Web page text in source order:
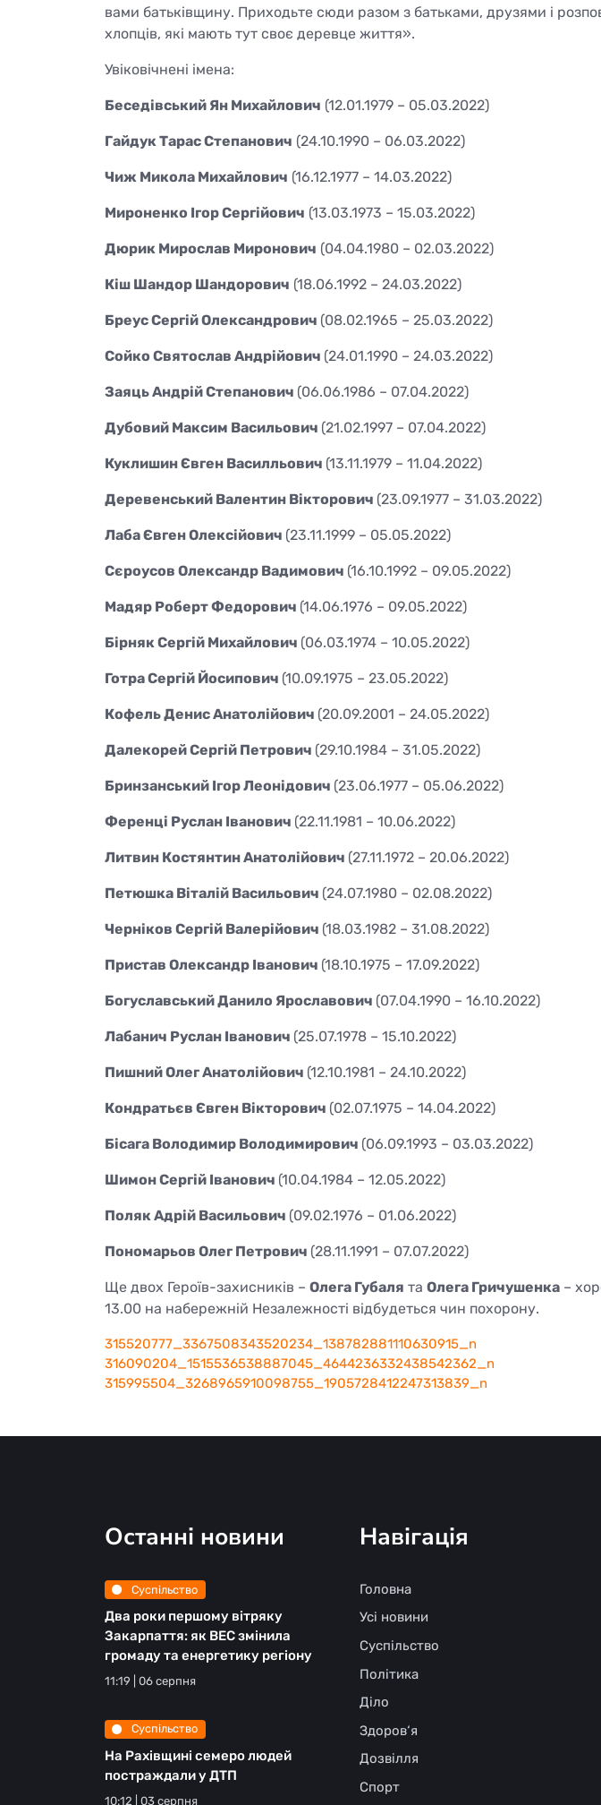
вами батьківщину. Приходьте сюди разом з батьками, друзями і
хлопців, які мають тут своє деревце життя».
Увіковічнені імена:
Беседівський Ян Михайлович (12.01.1979 – 05.03.2022)
Гайдук Тарас Степанович (24.10.1990 – 06.03.2022)
Чиж Микола Михайлович (16.12.1977 – 14.03.2022)
Мироненко Ігор Сергійович (13.03.1973 – 15.03.2022)
Дюрик Мирослав Миронович (04.04.1980 – 02.03.2022)
Кіш Шандор Шандорович (18.06.1992 – 24.03.2022)
Бреус Сергій Олександрович (08.02.1965 – 25.03.2022)
Сойко Святослав Андрійович (24.01.1990 – 24.03.2022)
Заяць Андрій Степанович (06.06.1986 – 07.04.2022)
Дубовий Максим Васильович (21.02.1997 – 07.04.2022)
Куклишин Євген Василльович (13.11.1979 – 11.04.2022)
Деревенський Валентин Вікторович (23.09.1977 – 31.03.2022)
Лаба Євген Олексійович (23.11.1999 – 05.05.2022)
Сєроусов Олександр Вадимович (16.10.1992 – 09.05.2022)
Мадяр Роберт Федорович (14.06.1976 – 09.05.2022)
Бірняк Сергій Михайлович (06.03.1974 – 10.05.2022)
Готра Сергій Йосипович (10.09.1975 – 23.05.2022)
Кофель Денис Анатолійович (20.09.2001 – 24.05.2022)
Далекорей Сергій Петрович (29.10.1984 – 31.05.2022)
Бринзанський Ігор Леонідович (23.06.1977 – 05.06.2022)
Ференці Руслан Іванович (22.11.1981 – 10.06.2022)
Литвин Костянтин Анатолійович (27.11.1972 – 20.06.2022)
Петюшка Віталій Васильович (24.07.1980 – 02.08.2022)
Черніков Сергій Валерійович (18.03.1982 – 31.08.2022)
Пристав Олександр Іванович (18.10.1975 – 17.09.2022)
Богуславський Данило Ярославович (07.04.1990 – 16.10.2022)
Лабанич Руслан Іванович (25.07.1978 – 15.10.2022)
Пишний Олег Анатолійович (12.10.1981 – 24.10.2022)
Кондратьєв Євген Вікторович (02.07.1975 – 14.04.2022)
Бісага Володимир Володимирович (06.09.1993 – 03.03.2022)
Шимон Сергій Іванович (10.04.1984 – 12.05.2022)
Поляк Адрій Васильович (09.02.1976 – 01.06.2022)
Пономарьов Олег Петрович (28.11.1991 – 07.07.2022)
Ще двох Героїв-захисників – Олега Губаля та Олега Гричушенка –
13.00 на набережній Незалежності відбудеться чин похорону.
315520777_3367508343520234_138782881110630915_n
316090204_1515536538887045_4644236332438542362_n
315995504_3268965910098755_1905728412247313839_n
Останні новини
Суспільство
Два роки першому вітряку
Закарпаття: як ВЕС змінила
громаду та енергетику регіону
11:19 | 06 серпня
Суспільство
На Рахівщині семеро людей
постраждали у ДТП
10:12 | 03 серпня
Навігація
Головна
Усі новини
Суспільство
Політика
Діло
Здоров‘я
Дозвілля
Спорт